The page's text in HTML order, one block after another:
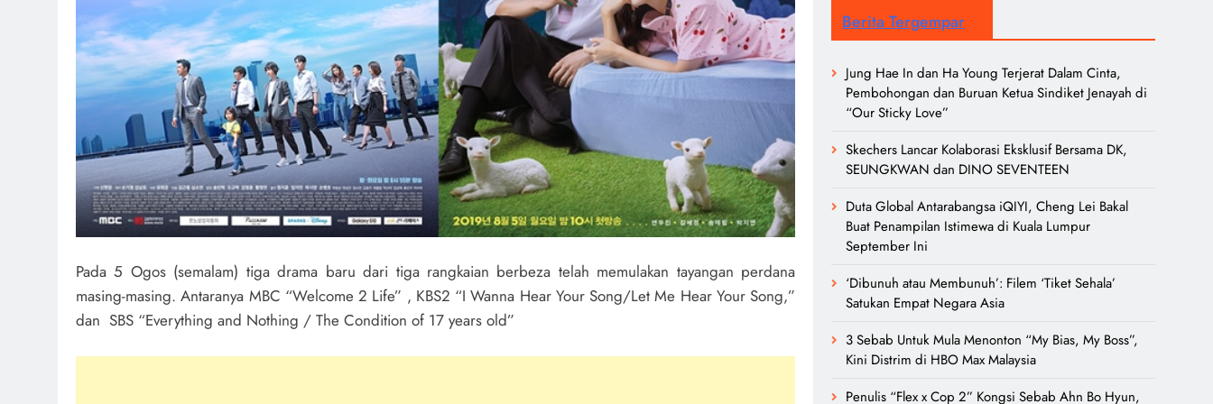
Pada 5 Ogos (semalam) tiga drama baru dari tiga rangkaian berbeza telah memulakan tayangan perdana
masing-masing. Antaranya MBC “Welcome 2 Life” , KBS2 “I Wanna Hear Your Song/Let Me Hear Your Song,”
dan SBS “Everything and Nothing / The Condition of 17 years old”
Berita Tergempar
Jung Hae In dan Ha Young Terjerat Dalam Cinta,
Pembohongan dan Buruan Ketua Sindiket Jenayah di
“Our Sticky Love”
Skechers Lancar Kolaborasi Eksklusif Bersama DK,
SEUNGKWAN dan DINO SEVENTEEN
Duta Global Antarabangsa iQIYI, Cheng Lei Bakal
Buat Penampilan Istimewa di Kuala Lumpur
September Ini
‘Dibunuh atau Membunuh’: Filem ‘Tiket Sehala’
Satukan Empat Negara Asia
3 Sebab Untuk Mula Menonton “My Bias, My Boss”,
Kini Distrim di HBO Max Malaysia
Penulis “Flex x Cop 2” Kongsi Sebab Ahn Bo Hyun,